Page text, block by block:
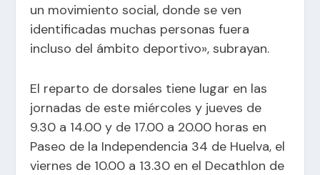
un movimiento social, donde se ven
identificadas muchas personas fuera
incluso del ámbito deportivo», subrayan.
El reparto de dorsales tiene lugar en las
jornadas de este miércoles y jueves de
9.30 a 14.00 y de 17.00 a 20.00 horas en
Paseo de la Independencia 34 de Huelva, el
viernes de 10.00 a 13.30 en el Decathlon de